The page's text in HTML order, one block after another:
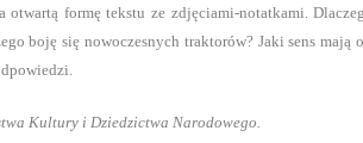
formę tekstu ze zdjęciami-notatkami.
boję się nowoczesnych traktorów? Jaki sens
Kultury i Dziedzictwa Narodowego.